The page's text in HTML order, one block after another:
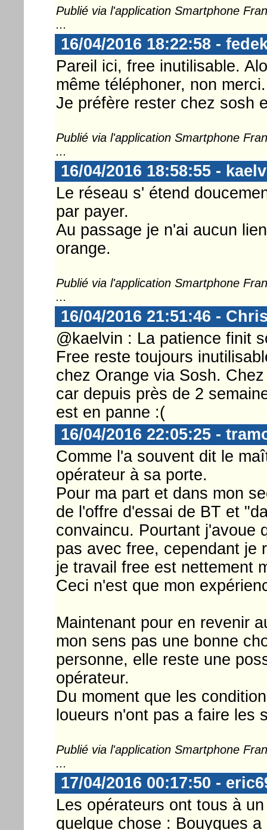
Publié via l'application Smartphone
...
16/04/2016 18:22:58 -
Pareil ici, free inutilisable.
même téléphoner, non merci.
Je préfère rester chez sosh
Publié via l'application Smartphone
...
16/04/2016 18:58:55 -
Le réseau s' étend
par payer.
Au passage je n'ai aucun
orange.
Publié via l'application Smartphone
...
16/04/2016 21:51:46 -
@kaelvin : La patience finit
Free reste toujours
chez Orange via Sosh.
car depuis près de 2
est en panne :(
16/04/2016 22:05:25 -
Comme l'a souvent dit le
opérateur à sa porte.
Pour ma part et dans mon
de l'offre d'essai de BT et
convaincu. Pourtant j'avoue
pas avec free, cependant je
je travail free est nettement
Ceci n'est que mon
Maintenant pour en revenir
mon sens pas une bonne
personne, elle reste une
opérateur.
Du moment que les
loueurs n'ont pas a faire les
Publié via l'application Smartphone
...
17/04/2016 00:17:50 -
Les opérateurs ont tous à
quelque chose : Bouygues